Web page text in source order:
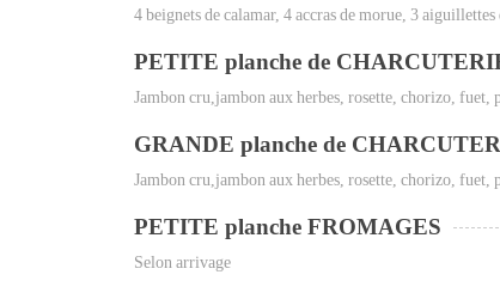
4 beignets de calamar, 4 accras de morue, 3
PETITE planche de
Jambon cru,jambon aux herbes, rosette, chorizo, fuet,
GRANDE planche de
Jambon cru,jambon aux herbes, rosette, chorizo, fuet,
PETITE planche FROMAGES
Selon arrivage